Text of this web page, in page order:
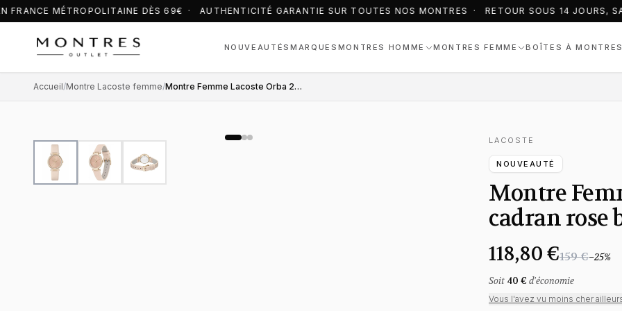
FRANCE MÉTROPOLITAINE DÈS 69€ · AUTHENTICITÉ GARANTIE SUR TOUTES NOS MONTRES · RETOUR SOUS 14 JOURS,
NOUVEAUTÉSMARQUES MONTRES HOMME MONTRES FEMME BOÎTES À MONTRES
Accueil/Montre Lacoste femme/ Montre Femme Lacoste Orba 2001335 cadran rose bracelet cuir
LACOSTE
NOUVEAUTÉ
Montre
cadran rose
118,80 €159 €−25%
Soit 40 € d'économie
Vous l'avez vu moins cher